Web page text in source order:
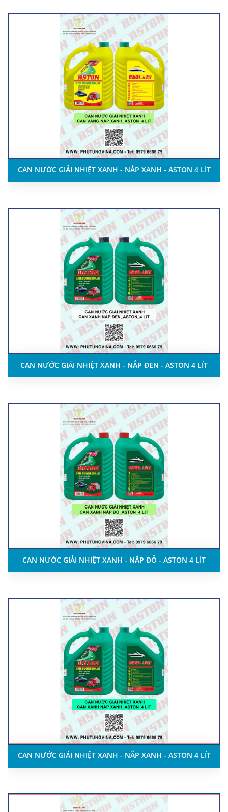
CAN NƯỚC GIẢI NHIỆT XANH - NẮP XANH - ASTON 4 LÍT
CAN NƯỚC GIẢI NHIỆT XANH - NẮP ĐEN - ASTON 4 LÍT
CAN NƯỚC GIẢI NHIỆT XANH - NẮP ĐỎ - ASTON 4 LÍT
CAN NƯỚC GIẢI NHIỆT XANH - NẮP XANH - ASTON 4 LÍT